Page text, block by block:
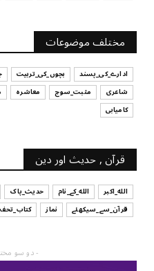
آپ کا فیصلہ کرنے کا انداز
July 29, 2026
مختلف موضوعات
ادارے_کی_پسند بچوں_کی_تربیت
شاعری
مثبت_سوچ معاشرہ
کامیابی
قرآن , حدیث اور دین
الله_اکبر الله_کے_نام حدیث_پاک
قرآن_سے_سیکھئے
نماز
- دو سو